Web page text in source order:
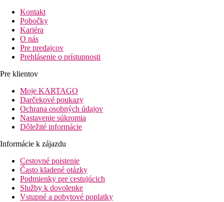
Kontakt
Pobočky
Kariéra
O nás
Pre predajcov
Prehlásenie o prístupnosti
Pre klientov
Moje KARTAGO
Darčekové poukazy
Ochrana osobných údajov
Nastavenie súkromia
Dôležité informácie
Informácie k zájazdu
Cestovné poistenie
Často kladené otázky
Podmienky pre cestujúcich
Služby k dovolenke
Vstupné a pobytové poplatky